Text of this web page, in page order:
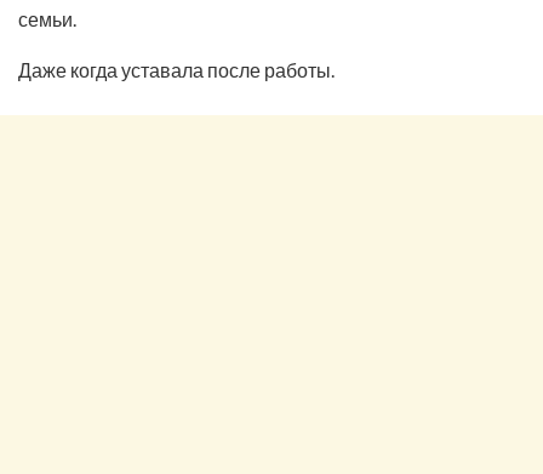
семьи.
Даже когда уставала после работы.